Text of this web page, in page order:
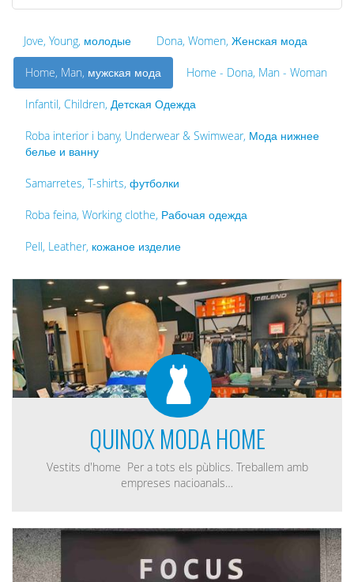
Jove, Young, молодые Dona, Women, Женская мода
Home, Man, мужская мода Home - Dona, Man - Woman
Infantil, Children, Детская Одежда
Roba interior i bany, Underwear & Swimwear, Мода нижнее
белье и ванну
Samarretes, T-shirts, футболки
Roba feina, Working clothe, Рабочая одежда
Pell, Leather, кожаное изделие
QUINOX MODA HOME
Vestits d'home Per a tots els pùblics. Treballem amb
empreses nacioanals…